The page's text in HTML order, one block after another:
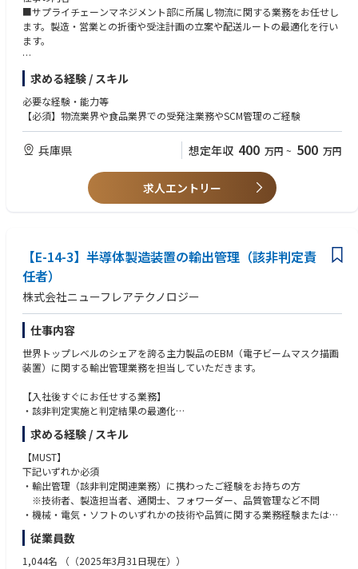
■サプライチェーンマネジメント部に所属し物流に関する業務をお任せし
ます。製造・営業との折衝や受注計画の立案や配送ルートの最適化を行い
ます。
具体的には】
■納品日や物量などの社内折衝。製造・営業とのすり合わせがメインにな
ります。
■受注計画の立案
■納品利の調整や新商品・既存商品の管理を担当し、効率的な業務運営を
★電話対応や受注入力業務も含まれ、社内外の要望を理解し、適切な対応
を行います。先輩社員の指導のもと、業務を習得し、チームの一員として
活躍していただきます。
求める経験 / スキル
必要な経験・能力等
【必須】物流業界や食品業界での受発注業務やSCM管理のご経験
兵庫県 想定年収 400 万円 ~ 500 万円
求人エントリー
【E-14-3】半導体製造装置の輸出管理（該非判定責
任者）
株式会社ニューフレアテクノロジー
仕事内容
世界トップレベルのシェアを誇る主力製品のEBM（電子ビームマスク描画
装置）に関する輸出管理業務を担当していただきます。
【入社後すぐにお任せする業務】
・該非判定実施と判定結果の最適化
└当社の製品/技術情報が経済産業省が定めるリスト規制のどこに該当
するのかの調査
・関連法令（外国為替及び外国貿易法、米国規制(EAR)等）改正時の該非
の再判定
└当社製品の保守パーツ等の該非判定結果に変更がないかどうかを技術
的に調査
・業務効率化に向けた新規該非判定方法や技術情報管理方法の開発
└開発担当者、輸出管理部、営業、物流担当者といった当社のほとんど
の部署との緊密なコミュニケーションが求められます。
求める経験 / スキル
【MUST】
下記いずれか必須
・輸出管理（該非判定関連業務）に携わったご経験をお持ちの方
※技術者、製造担当者、通関士、フォワーダー、品質管理など不問
・機械・電気・ソフトのいずれかの技術や品質に関する業務経験または知
識をお持ちの方
【WANT】
従業員数
1,044名 （（2025年3月31日現在））